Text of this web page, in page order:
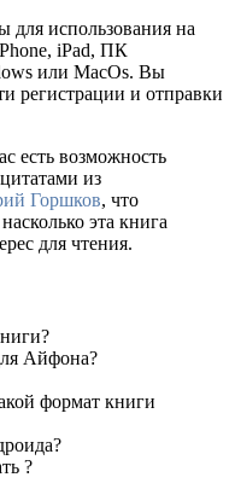
использования на
iPad, ПК
или MacOs. Вы
регистрации и отправки
есть возможность
из
Горшков, что
эта книга
для чтения.
Айфона?
формат книги
?